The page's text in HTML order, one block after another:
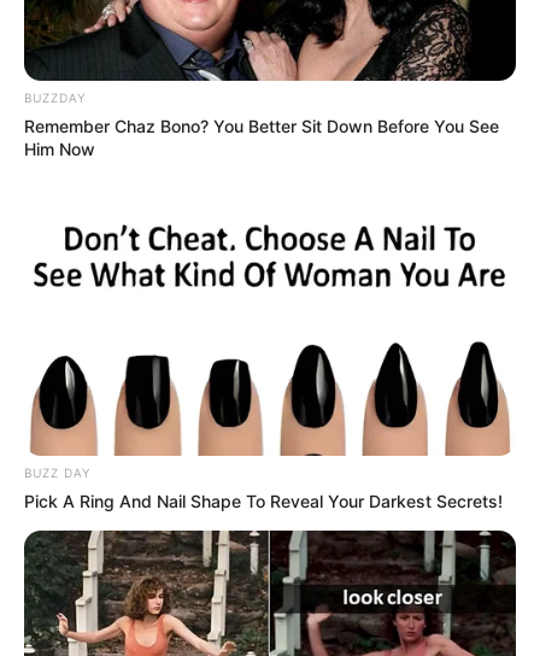
BUZZDAY
Remember Chaz Bono? You Better Sit Down Before You See
Him Now
BUZZ DAY
Pick A Ring And Nail Shape To Reveal Your Darkest Secrets!